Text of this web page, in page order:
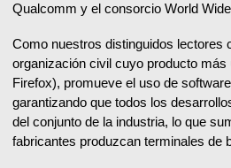
Qualcomm y el consorcio World
Como nuestros distinguidos lectores
organización civil cuyo producto más
Firefox), promueve el uso de
garantizando que todos los
del conjunto de la industria, lo que
fabricantes produzcan terminales de